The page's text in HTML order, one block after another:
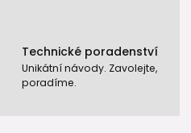
Technické poradenství
Unikátní návody. Zavolejte,
poradíme.